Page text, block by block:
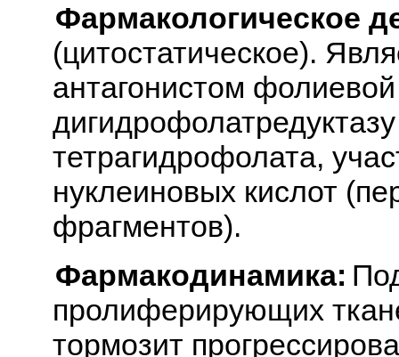
Фармакологическое
(цитостатическое).
антагонистом
тетрагидрофолата,
нуклеиновых кислот
фрагментов).
Фармакодинамика:
пролиферирующих
тормозит